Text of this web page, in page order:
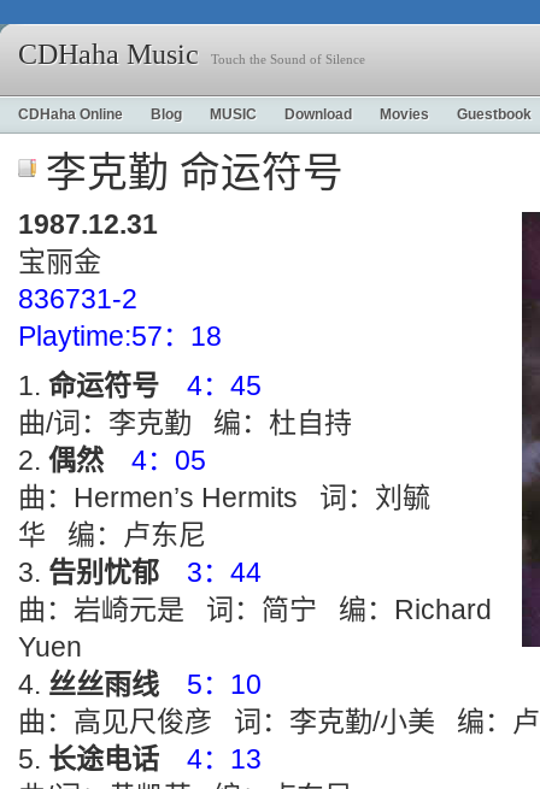
CDHaha Music Touch the Sound of Silence
CDHaha Online Blog MUSIC Download Movies Guestbook
李克勤 命运符号
1987.12.31
宝丽金
836731-2
Playtime:57：18
命运符号
4：45
曲/词：李克勤 编：杜自持
偶然
4：05
曲：Hermen’s Hermits 词：刘毓
华 编：卢东尼
告别忧郁
3：44
曲：岩崎元是 词：简宁 编：Richard
Yuen
丝丝雨线
5：10
曲：高见尺俊彦 词：李克勤/小美 编：
长途电话
4：13